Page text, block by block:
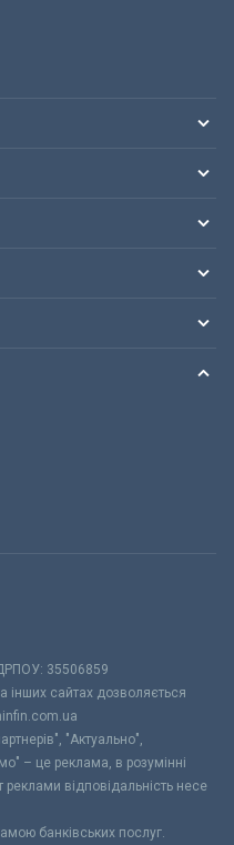
35506859
інших сайтах дозволяється
"Актуально",
– це реклама, в розумінні
відповідальність несе
банківських послуг.